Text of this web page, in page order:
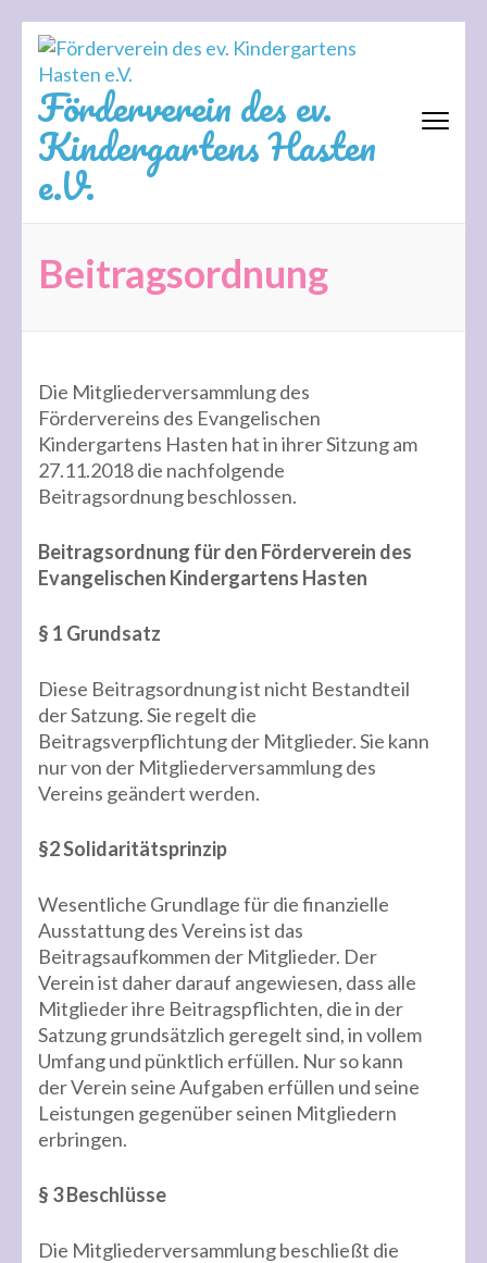
Zum
Inhalt
springen
(Eingabetaste
drücken)
Förderverein des ev.
Kindergartens Hasten
e.V.
Beitragsordnung
Die Mitgliederversammlung des
Fördervereins des Evangelischen
Kindergartens Hasten hat in ihrer Sitzung am
27.11.2018 die nachfolgende
Beitragsordnung beschlossen.
Beitragsordnung für den Förderverein des
Evangelischen Kindergartens Hasten
§ 1 Grundsatz
Diese Beitragsordnung ist nicht Bestandteil
der Satzung. Sie regelt die
Beitragsverpflichtung der Mitglieder. Sie kann
nur von der Mitgliederversammlung des
Vereins geändert werden.
§2 Solidaritätsprinzip
Wesentliche Grundlage für die finanzielle
Ausstattung des Vereins ist das
Beitragsaufkommen der Mitglieder. Der
Verein ist daher darauf angewiesen, dass alle
Mitglieder ihre Beitragspflichten, die in der
Satzung grundsätzlich geregelt sind, in vollem
Umfang und pünktlich erfüllen. Nur so kann
der Verein seine Aufgaben erfüllen und seine
Leistungen gegenüber seinen Mitgliedern
erbringen.
§ 3 Beschlüsse
Die Mitgliederversammlung beschließt die